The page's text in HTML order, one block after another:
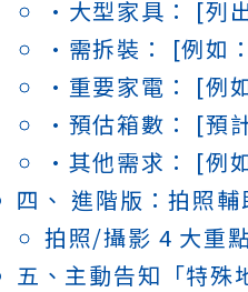
•大型家具： [列
•需拆裝： [例如
•重要家電： [例
•預估箱數： [預
•其他需求： [例
四、 進階版：拍照
拍照/攝影 4 大重
五、主動告知「特殊